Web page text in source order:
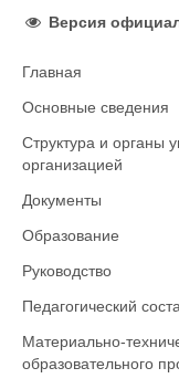
Версия
Главная
Основные сведения
Структура и органы
организацией
Документы
Образование
Руководство
Педагогический
Материально-
образовательного